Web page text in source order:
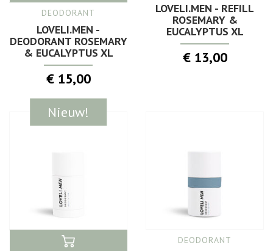
DEODORANT
LOVELI.MEN -
DEODORANT ROSEMARY
& EUCALYPTUS XL
€ 15,00
LOVELI.MEN - REFILL
ROSEMARY &
EUCALYPTUS XL
€ 13,00
Nieuw!
DEODORANT